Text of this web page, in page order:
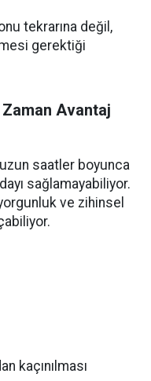
tekrarına değil,
gerektiği
Avantaj
saatler boyunca
sağlamayabiliyor.
ve zihinsel
kaçınılması